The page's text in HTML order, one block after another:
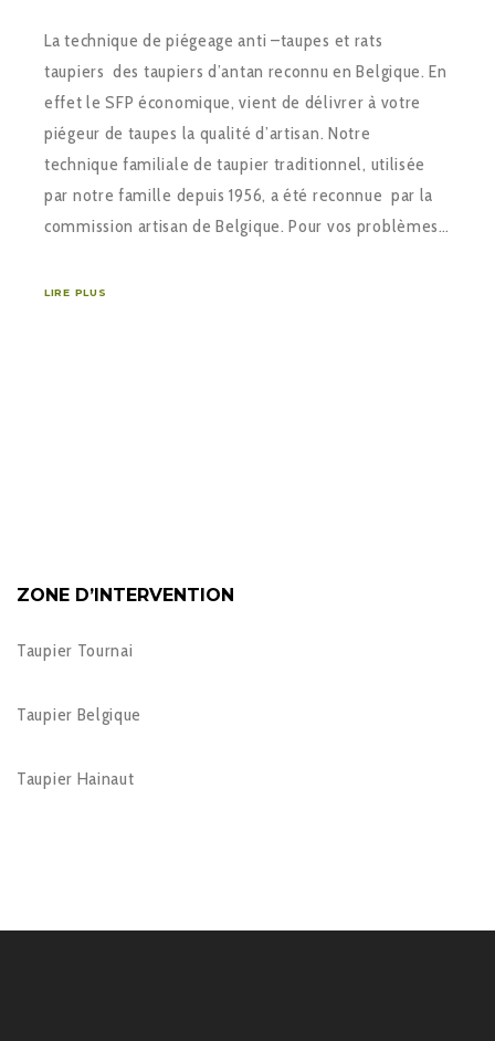
La technique de piégeage anti –taupes et rats
taupiers des taupiers d’antan reconnu en Belgique. En
effet le SFP économique, vient de délivrer à votre
piégeur de taupes la qualité d’artisan. Notre
technique familiale de taupier traditionnel, utilisée
par notre famille depuis 1956, a été reconnue par la
commission artisan de Belgique. Pour vos problèmes…
LIRE PLUS
ZONE D’INTERVENTION
Taupier Tournai
Taupier Belgique
Taupier Hainaut